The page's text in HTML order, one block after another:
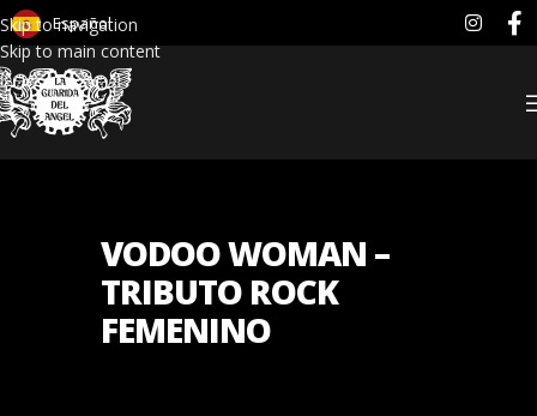
Skip to navigation
Skip to main content
Español
VODOO WOMAN –
TRIBUTO ROCK
FEMENINO